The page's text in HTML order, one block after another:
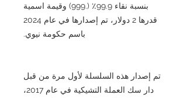
بنسبة نقاء 99.9٪ (.999) وقيمة اسمية
قدرها 2 دولار، تم إصدارها في عام 2024
باسم حكومة نيوي.
تم إصدار هذه السلسلة لأول مرة من قبل
دار سك العملة التشيكية في عام 2017،